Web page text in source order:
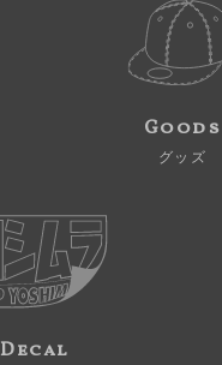
Goods
グッズ
Decal